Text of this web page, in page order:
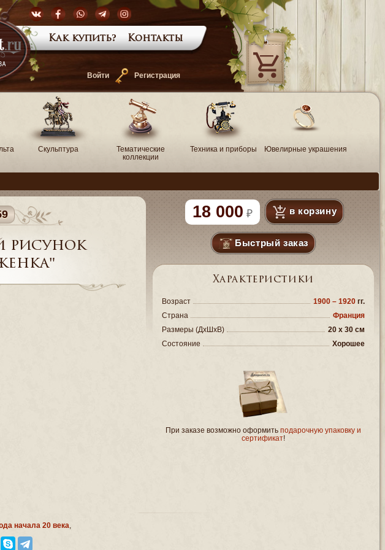
Войти Регистрация
Как купить? Контакты
—
Скульптура
Тематические
коллекции
Техника и приборы Ювелирные украшения
рисунок
18 000 в корзину
Быстрый заказ
Характеристики
Возраст 1900 – 1920 гг.
Страна
Франция
Размеры (ДxШxВ)
20 x 30 см
Состояние
Хорошее
При заказе возможно оформить подарочную упаковку и
сертификат!
начала 20 века